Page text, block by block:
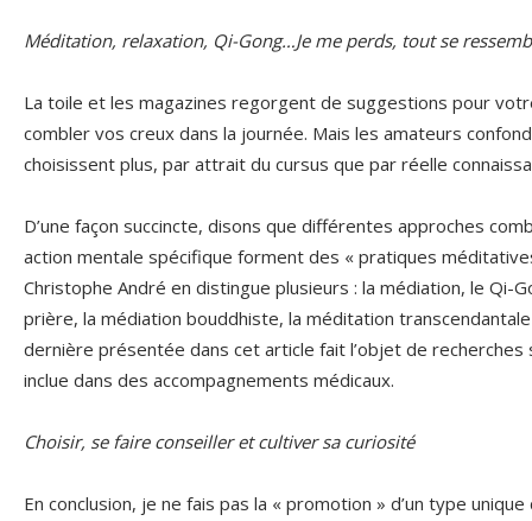
Méditation, relaxation, Qi-Gong…Je me perds, tout se
La toile et les magazines regorgent de suggestions pour
combler vos creux dans la journée. Mais les amateurs
choisissent plus, par attrait du cursus que par réelle
D’une façon succincte, disons que différentes approches
action mentale spécifique forment des « pratiques
Christophe André en distingue plusieurs : la médiation, le Qi-
prière, la médiation bouddhiste, la méditation
dernière présentée dans cet article fait l’objet de
inclue dans des accompagnements médicaux.
Choisir, se faire conseiller et cultiver sa curiosité
En conclusion, je ne fais pas la « promotion » d’un type